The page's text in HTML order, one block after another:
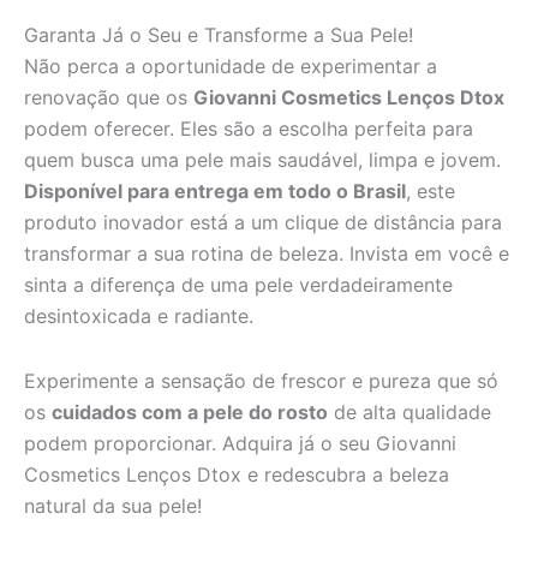
Garanta Já o Seu e Transforme a Sua Pele!
Não perca a oportunidade de experimentar a
renovação que os Giovanni Cosmetics Lenços Dtox
podem oferecer. Eles são a escolha perfeita para
quem busca uma pele mais saudável, limpa e jovem.
Disponível para entrega em todo o Brasil, este
produto inovador está a um clique de distância para
transformar a sua rotina de beleza. Invista em você e
sinta a diferença de uma pele verdadeiramente
desintoxicada e radiante.
Experimente a sensação de frescor e pureza que só
os cuidados com a pele do rosto de alta qualidade
podem proporcionar. Adquira já o seu Giovanni
Cosmetics Lenços Dtox e redescubra a beleza
natural da sua pele!